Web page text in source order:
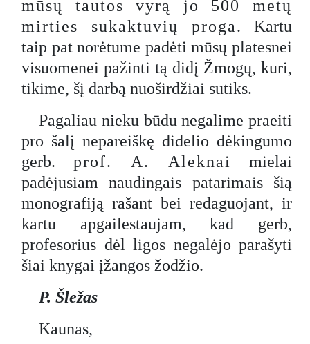
mūsų tautos vyrą jo 500 metų
mirties sukaktuvių proga.
Kartu
taip pat norėtume padėti mūsų platesnei
visuomenei pažinti tą didį Žmogų, kuri,
tikime, šį darbą nuoširdžiai sutiks.
Pagaliau nieku būdu negalime praeiti
pro šalį nepareiškę didelio dėkingumo
gerb. prof. A. Aleknai mielai
padėjusiam naudingais patarimais šią
monografiją rašant bei redaguojant, ir
kartu apgailestaujam, kad gerb,
profesorius dėl ligos negalėjo parašyti
šiai knygai įžangos žodžio.
P. Šležas
Kaunas,